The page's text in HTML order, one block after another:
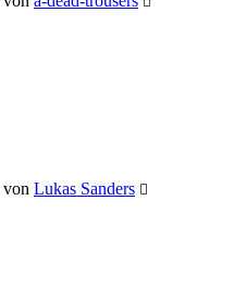
von Lukas Sanders